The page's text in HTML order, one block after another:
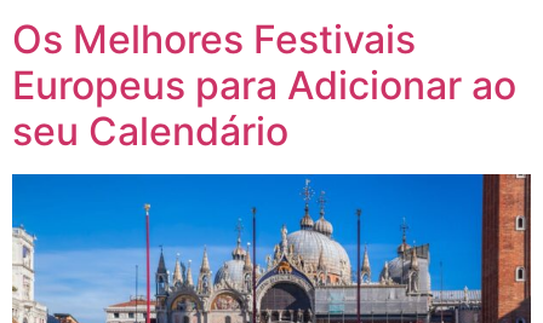
Os Melhores Festivais
Europeus para Adicionar ao
seu Calendário